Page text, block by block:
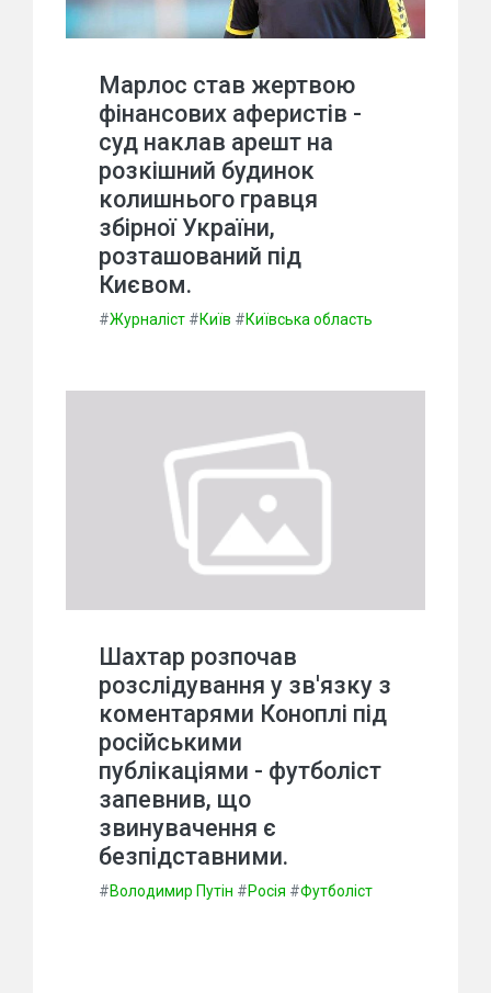
Марлос став жертвою
фінансових аферистів -
суд наклав арешт на
розкішний будинок
колишнього гравця
збірної України,
розташований під
Києвом.
#Журналіст #Київ #Київська область
Шахтар розпочав
розслідування у зв'язку з
коментарями Коноплі під
російськими
публікаціями - футболіст
запевнив, що
звинувачення є
безпідставними.
#Володимир Путін #Росія #Футболіст